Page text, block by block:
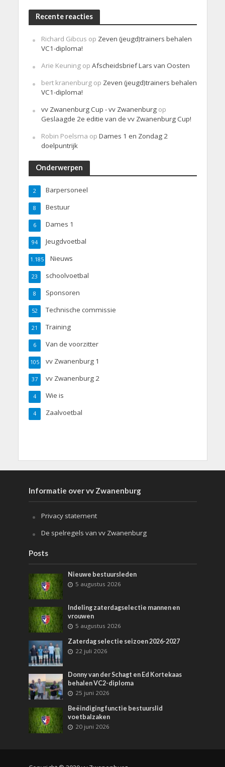
Recente reacties
Richard Gibcus op Zeven (jeugd)trainers behalen
VC1-diploma!
Arie Keuningop Afscheidsbrief Lars van Oosten
bert kranenburgop Zeven (jeugd)trainers behalen
VC1-diploma!
vv Zwanenburg Cup - vv Zwanenburgop
Geslaagde 2e editie van de vv Zwanenburg Cup!
Robin Poelsma op Dames 1 en Zondag 2
doelpuntrijk
Onderwerpen
Barpersoneel
2
Bestuur
8
Dames 1
6
Jeugdvoetbal
94
Nieuws
1.185
schoolvoetbal
23
Sponsoren
8
Technische commissie
52
Training
21
Van de voorzitter
6
vv Zwanenburg 1
105
vv Zwanenburg 2
37
Wie is
4
Zaalvoetbal
4
Informatie over vv Zwanenburg
Privacy statement
De spelregels van vv Zwanenburg
Posts
Nieuwe bestuursleden
5 augustus 2026
Indeling zaterdagselectie mannen en
vrouwen
5 augustus 2026
Zaterdag selectie seizoen 2026-2027
22 juli 2026
Donny van der Schagt en Ed Kortekaas
behalen VC2-diploma
25 juni 2026
Beëindiging functie bestuurslid
voetbalzaken
20 juni 2026